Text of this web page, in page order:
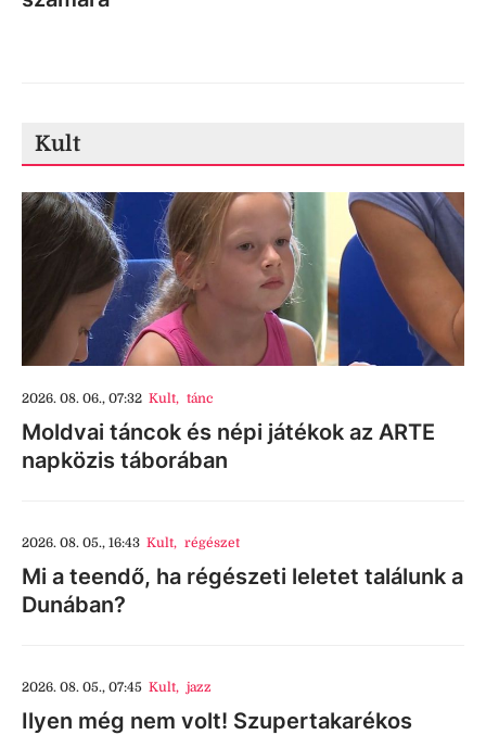
Kult
2026. 08. 06., 07:32 Kult, tánc
Moldvai táncok és népi játékok az ARTE
napközis táborában
2026. 08. 05., 16:43 Kult, régészet
Mi a teendő, ha régészeti leletet találunk a
Dunában?
2026. 08. 05., 07:45 Kult, jazz
Ilyen még nem volt! Szupertakarékos